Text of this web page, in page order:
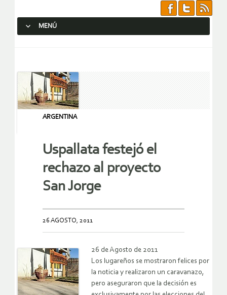
MENÚ
ARGENTINA
Uspallata festejó el
rechazo al proyecto
San Jorge
26 AGOSTO, 2011
26 de Agosto de 2011
Los lugareños se mostraron felices por
la noticia y realizaron un caravanazo,
pero aseguraron que la decisión es